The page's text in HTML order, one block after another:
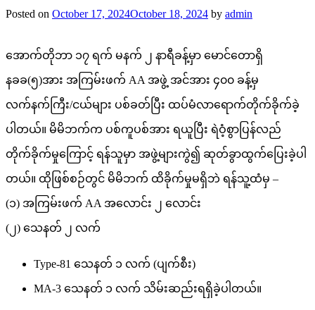
Posted on October 17, 2024October 18, 2024 by admin
အောက်တိုဘာ ၁၇ ရက် မနက် ၂ နာရီခန့်မှာ မောင်တောရှိ
နခခ(၅)အား အကြမ်းဖက် AA အဖွဲ့ အင်အား ၄၀၀ ခန့်မှ
လက်နက်ကြီး/ငယ်များ ပစ်ခတ်ပြီး ထပ်မံလာရောက်တိုက်ခိုက်ခဲ့
ပါတယ်။ မိမိဘက်က ပစ်ကူပစ်အား ရယူပြီး ရဲဝံ့စွာပြန်လည်
တိုက်ခိုက်မှုကြောင့် ရန်သူမှာ အဖွဲ့များကွဲ၍ ဆုတ်ခွာထွက်ပြေးခဲ့ပါ
တယ်။ ထိုဖြစ်စဉ်တွင် မိမိဘက် ထိခိုက်မှုမရှိဘဲ ရန်သူ့ထံမှ –
(၁) အကြမ်းဖက် AA အလောင်း ၂ လောင်း
(၂) သေနတ် ၂ လက်
Type-81 သေနတ် ၁ လက် (ပျက်စီး)
MA-3 သေနတ် ၁ လက် သိမ်းဆည်းရရှိခဲ့ပါတယ်။